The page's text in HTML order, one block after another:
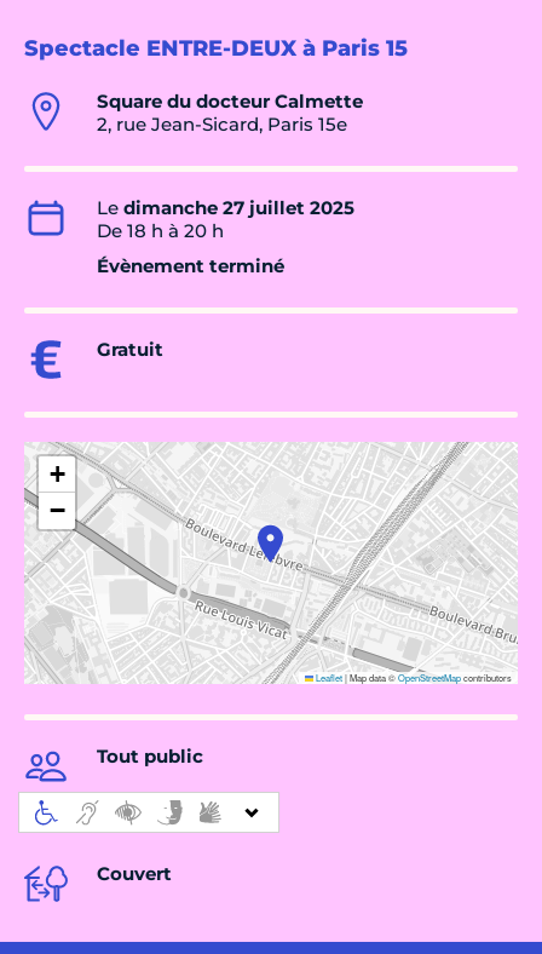
Spectacle ENTRE-DEUX à Paris 15
Square du docteur Calmette
2, rue Jean-Sicard, Paris 15e
Le dimanche 27 juillet 2025
De 18 h à 20 h
Évènement terminé
Gratuit
+
−
Leaflet|Map data ©OpenStreetMapcontributors
Tout public
Couvert